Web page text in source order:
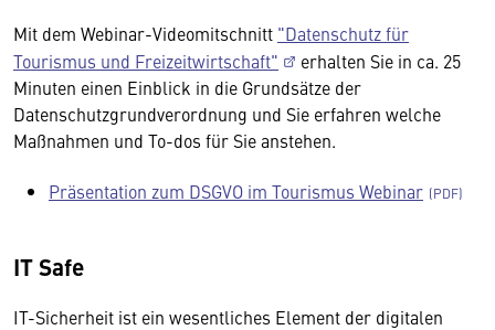
Mit dem Webinar-Videomitschnitt "Datenschutz für
Tourismus und Freizeitwirtschaft"
erhalten Sie in ca. 25
Minuten einen Einblick in die Grundsätze der
Datenschutzgrundverordnung und Sie erfahren welche
Maßnahmen und To-dos für Sie anstehen.
Präsentation zum DSGVO im Tourismus Webinar
IT Safe
IT-Sicherheit ist ein wesentliches Element der digitalen